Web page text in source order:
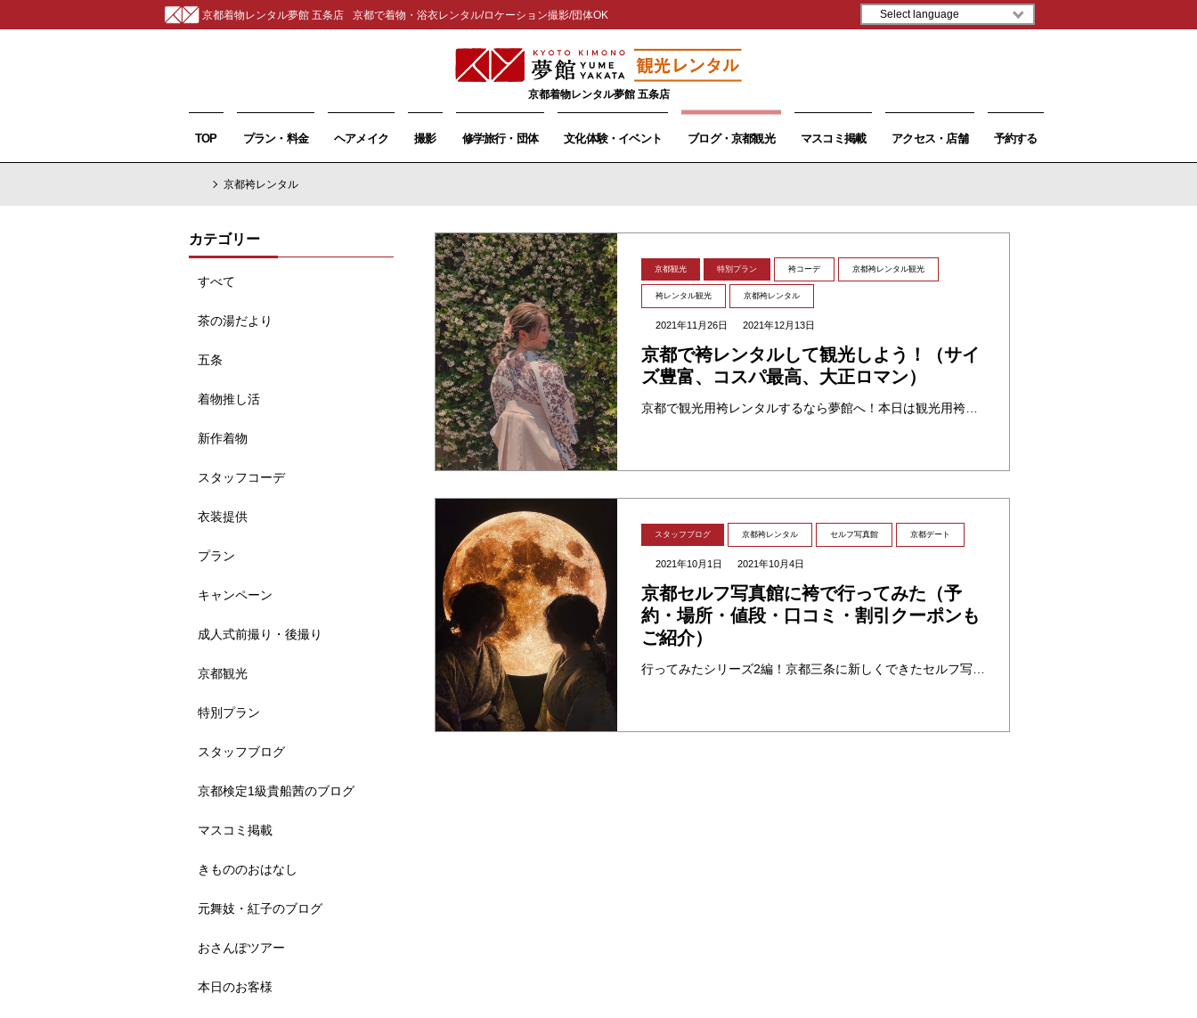
京都着物レンタル夢館 五条店 京都で着物・浴衣レンタル/ロケーション撮影/団体OK
京都着物レンタル夢館 五条店
TOP プラン・料金 ヘアメイク 撮影 修学旅行・団体 文化体験・イベント ブログ・京都観光 マスコミ掲載 アクセス・店舗 予約する
京都袴レンタル
カテゴリー
すべて
茶の湯だより
五条
着物推し活
新作着物
スタッフコーデ
衣装提供
プラン
キャンペーン
成人式前撮り・後撮り
京都観光
特別プラン
スタッフブログ
京都検定1級貴船茜のブログ
マスコミ掲載
きもののおはなし
元舞妓・紅子のブログ
おさんぽツアー
本日のお客様
京都観光 特別プラン 袴コーデ 京都袴レンタル観光
袴レンタル観光 京都袴レンタル
2021年11月26日 2021年12月13日
京都で袴レンタルして観光しよう！（サイ
ズ豊富、コスパ最高、大正ロマン）
京都で観光用袴レンタルするなら夢館へ！本日は観光用袴レンタルプランをご紹介します。プランに含まれている小物、値段、割引キャンペーン、オススメのコーデの説明も書かれてます。新しくできたレースコーデ袴バージョンもお見せします。今風の袴で京都観光行かれる方、ぜひ参考してください。
スタッフブログ 京都袴レンタル セルフ写真館 京都デート
2021年10月1日 2021年10月4日
京都セルフ写真館に袴で行ってみた（予
約・場所・値段・口コミ・割引クーポンも
ご紹介）
行ってみたシリーズ2編！京都三条に新しくできたセルフ写真館「君に心酔した瞬間に」に袴で行ってみました。記念日に、京都旅行に、お誕生日に着物の姿をスタジオ写真で残したい方にお勧めです。夢館の着物着て行かれたら基本料金1500円が1300円になるお得なキャンペーン中です！こちらでは撮影現場スケッチ、予約方法、料金、アクセスなど紹介します。